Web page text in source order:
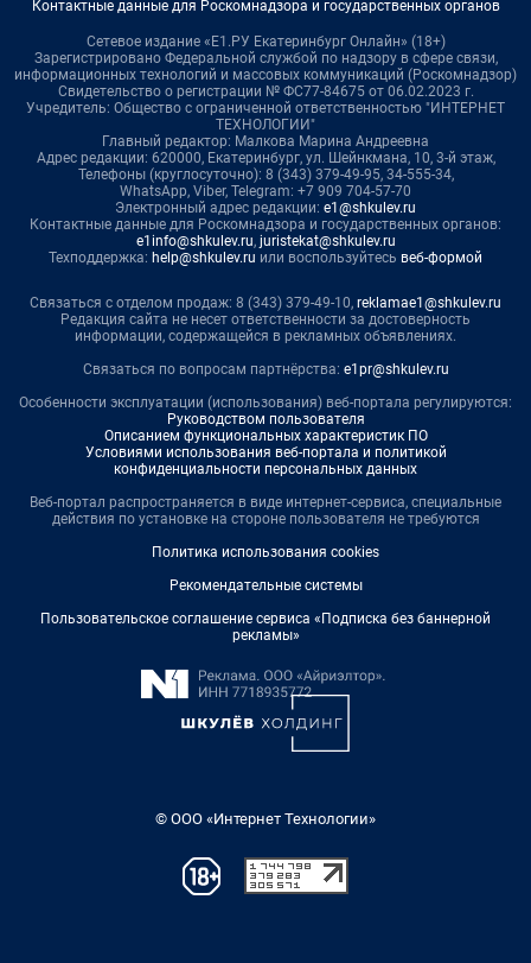
Контактные данные для Роскомнадзора и государственных органов
Сетевое издание «Е1.РУ Екатеринбург Онлайн» (18+)
Зарегистрировано Федеральной службой по надзору в сфере связи,
информационных технологий и массовых коммуникаций (Роскомнадзор)
Свидетельство о регистрации № ФС77-84675 от 06.02.2023 г.
Учредитель: Общество с ограниченной ответственностью "ИНТЕРНЕТ
ТЕХНОЛОГИИ"
Главный редактор: Малкова Марина Андреевна
Адрес редакции: 620000, Екатеринбург, ул. Шейнкмана, 10, 3-й этаж,
Телефоны (круглосуточно): 8 (343) 379-49-95, 34-555-34,
WhatsApp, Viber, Telegram: +7 909 704-57-70
Электронный адрес редакции: e1@shkulev.ru
Контактные данные для Роскомнадзора и государственных органов:
e1info@shkulev.ru, juristekat@shkulev.ru
Техподдержка: help@shkulev.ru или воспользуйтесь веб-формой
Связаться с отделом продаж: 8 (343) 379-49-10, reklamae1@shkulev.ru
Редакция сайта не несет ответственности за достоверность
информации, содержащейся в рекламных объявлениях.
Связаться по вопросам партнёрства: e1pr@shkulev.ru
Особенности эксплуатации (использования) веб-портала регулируются:
Руководством пользователя
Описанием функциональных характеристик ПО
Условиями использования веб-портала и политикой
конфиденциальности персональных данных
Веб-портал распространяется в виде интернет-сервиса, специальные
действия по установке на стороне пользователя не требуются
Политика использования cookies
Рекомендательные системы
Пользовательское соглашение сервиса «Подписка без баннерной
рекламы»
© ООО «Интернет Технологии»